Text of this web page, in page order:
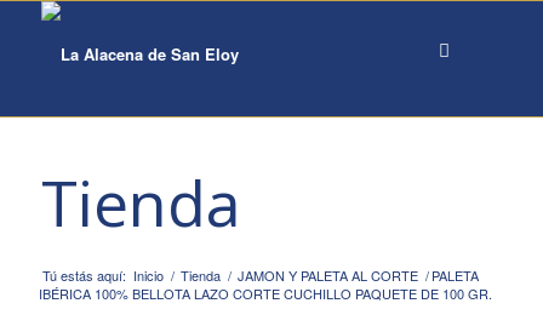
Tienda
Tú estás aquí: Inicio / Tienda / JAMON Y PALETA AL CORTE / PALETA
IBÉRICA 100% BELLOTA LAZO CORTE CUCHILLO PAQUETE DE 100 GR.